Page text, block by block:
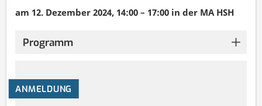
am 12. Dezember 2024, 14:00 – 17:00 in der MA HSH
Programm
ANMELDUNG